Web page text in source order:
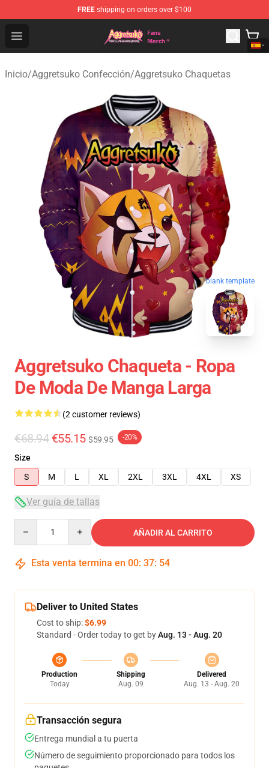
FREE shipping on orders over $100
Open menu
Aggretsuko Store - Official Aggretsuko Merchandise
Inicio/Aggretsuko Confección/Aggretsuko Chaquetas
blank template
Aggretsuko Chaqueta - Ropa
De Moda De Manga Larga
(2 customer reviews)
€68.94 €55.15 $59.95 -20%
Size
S
M L XL 2XL 3XL 4XL XS
Ver guía de tallas
AÑADIR AL CARRITO
Esta venta termina en 00: 37: 54
Deliver to United States
Cost to ship:$6.99
Standard - Order today to get byAug. 13 - Aug. 20
Production
Today
Shipping
Aug. 09
Delivered
Aug. 13 - Aug. 20
Transacción segura
Entrega mundial a tu puerta
Número de seguimiento proporcionado para todos los